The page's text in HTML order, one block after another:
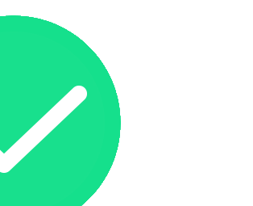
微信用户 A.?Hello Ki祺? 通过此页面咨询，已获得专属情
微信用户 开心 通过此页面咨询，已获得专属情感方案
青海-西宁 151****7789
微信用户 Bae 通过此页面咨询，已获得专属情感方案
西藏-拉萨 152****8890
微信用户 快乐人生 通过此页面咨询，已获得专属情感方